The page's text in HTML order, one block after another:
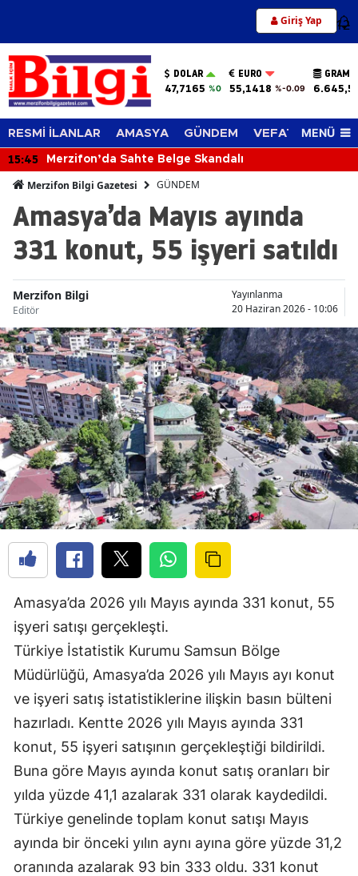
Giriş Yap 12
DOLAR
47,7165 %0
EURO
55,1418 %-0.09
GRAM
RESMİ İLANLAR AMASYA GÜNDEM VEFAT EDENLER
MENÜ
15:45 Merzifon’da Sahte Belge Skandalı
Merzifon Bilgi Gazetesi GÜNDEM
Amasya’da Mayıs ayında
331 konut, 55 işyeri satıldı
Merzifon Bilgi
Editör
Yayınlanma
20 Haziran 2026 - 10:06
Amasya’da 2026 yılı Mayıs ayında 331 konut, 55
işyeri satışı gerçekleşti.
Türkiye İstatistik Kurumu Samsun Bölge
Müdürlüğü, Amasya’da 2026 yılı Mayıs ayı konut
ve işyeri satış istatistiklerine ilişkin basın bülteni
hazırladı. Kentte 2026 yılı Mayıs ayında 331
konut, 55 işyeri satışının gerçekleştiği bildirildi.
Buna göre Mayıs ayında konut satış oranları bir
yılda yüzde 41,1 azalarak 331 olarak kaydedildi.
Türkiye genelinde toplam konut satışı Mayıs
ayında bir önceki yılın aynı ayına göre yüzde 31,2
oranında azalarak 93 bin 333 oldu. 331 konut